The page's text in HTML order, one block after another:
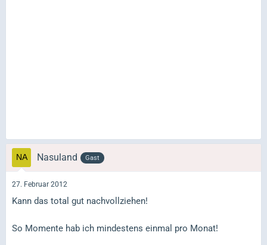
Nasuland Gast
27. Februar 2012
Kann das total gut nachvollziehen!
So Momente hab ich mindestens einmal pro Monat!